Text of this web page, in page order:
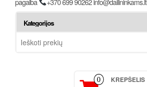
pagalba +370 699 90262 info@dailininkams.lt
0 KREPŠELIS